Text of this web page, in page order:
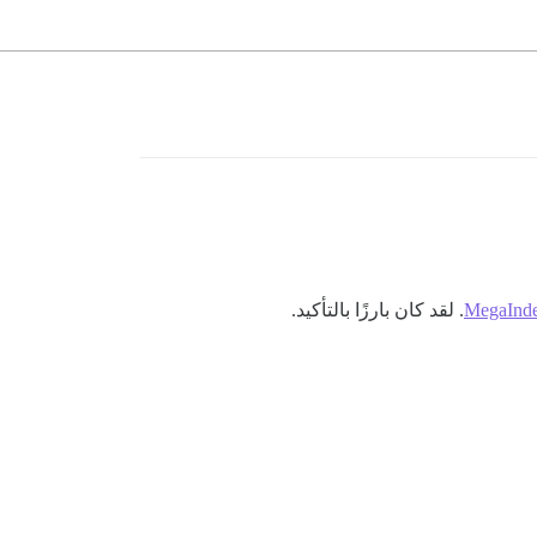
. لقد كان بارزًا بالتأكيد.